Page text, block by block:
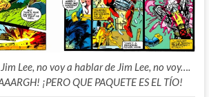
Lee, no voy a hablar de Jim Lee, no voy….
¡PERO QUE PAQUETE ES EL TÍO!